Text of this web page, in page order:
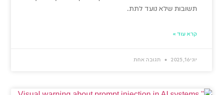
תשובות שלא נועד לתת.
קרא עוד »
יוני 16, 2025 תגובה אחת